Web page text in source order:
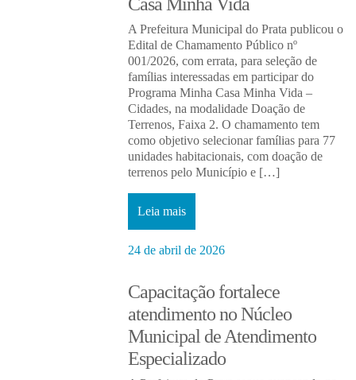
A Prefeitura Municipal do Prata publicou o
Edital de Chamamento Público nº
001/2026, com errata, para seleção de
famílias interessadas em participar do
Programa Minha Casa Minha Vida –
Cidades, na modalidade Doação de
Terrenos, Faixa 2. O chamamento tem
como objetivo selecionar famílias para 77
unidades habitacionais, com doação de
terrenos pelo Município e […]
Leia mais
24 de abril de 2026
Capacitação fortalece
atendimento no Núcleo
Municipal de Atendimento
Especializado